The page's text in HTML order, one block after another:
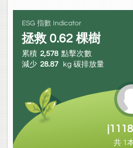
ESG 指數 Indicator
拯救 0.62 棵樹
累積 2,578 點擊次數
減少 28.87 kg 碳排放量
共 1